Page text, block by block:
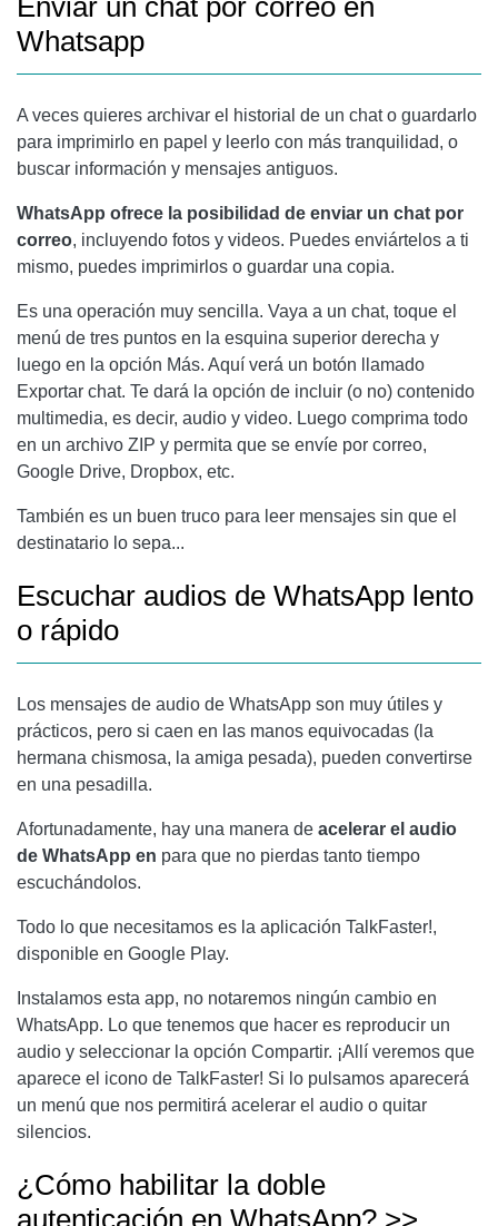
Enviar un chat por correo en
Whatsapp
A veces quieres archivar el historial de un chat o guardarlo
para imprimirlo en papel y leerlo con más tranquilidad, o
buscar información y mensajes antiguos.
WhatsApp ofrece la posibilidad de enviar un chat por
correo, incluyendo fotos y videos. Puedes enviártelos a ti
mismo, puedes imprimirlos o guardar una copia.
Es una operación muy sencilla. Vaya a un chat, toque el
menú de tres puntos en la esquina superior derecha y
luego en la opción Más. Aquí verá un botón llamado
Exportar chat. Te dará la opción de incluir (o no) contenido
multimedia, es decir, audio y video. Luego comprima todo
en un archivo ZIP y permita que se envíe por correo,
Google Drive, Dropbox, etc.
También es un buen truco para leer mensajes sin que el
destinatario lo sepa...
Escuchar audios de WhatsApp lento
o rápido
Los mensajes de audio de WhatsApp son muy útiles y
prácticos, pero si caen en las manos equivocadas (la
hermana chismosa, la amiga pesada), pueden convertirse
en una pesadilla.
Afortunadamente, hay una manera de acelerar el audio
de WhatsApp en para que no pierdas tanto tiempo
escuchándolos.
Todo lo que necesitamos es la aplicación TalkFaster!,
disponible en Google Play.
Instalamos esta app, no notaremos ningún cambio en
WhatsApp. Lo que tenemos que hacer es reproducir un
audio y seleccionar la opción Compartir. ¡Allí veremos que
aparece el icono de TalkFaster! Si lo pulsamos aparecerá
un menú que nos permitirá acelerar el audio o quitar
silencios.
¿Cómo habilitar la doble